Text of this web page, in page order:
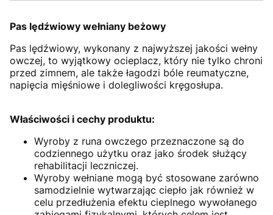
Pas lędźwiowy wełniany beżowy
Pas lędźwiowy, wykonany z najwyższej jakości wełny
owczej, to wyjątkowy ocieplacz, który nie tylko chroni
przed zimnem, ale także łagodzi bóle reumatyczne,
napięcia mięśniowe i dolegliwości kręgosłupa.
Właściwości i cechy produktu:
Wyroby z runa owczego przeznaczone są do
codziennego użytku oraz jako środek służący
rehabilitacji leczniczej.
Wyroby wełniane mogą być stosowane zarówno
samodzielnie wytwarzając ciepło jak również w
celu przedłużenia efektu cieplnego wywołanego